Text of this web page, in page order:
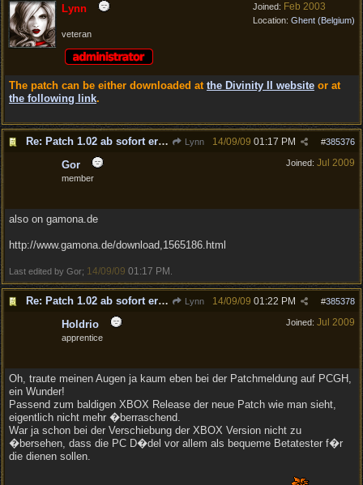
Joined: Feb 2003
Location: Ghent (Belgium)
Lynn
veteran
The patch can be either downloaded at the Divinity II website or at
the following link.
Re: Patch 1.02 ab sofort erh�ltlich! Lynn #385376
14/09/09 01:17 PM
Joined: Jul 2009
Gor
member
also on gamona.de
http://www.gamona.de/download,1565186.html
Last edited by Gor; 14/09/09 01:17 PM
Re: Patch 1.02 ab sofort erh�ltlich! Lynn #385378
14/09/09 01:22 PM
Joined: Jul 2009
Holdrio
apprentice
Oh, traute meinen Augen ja kaum eben bei der Patchmeldung auf PCGH,
ein Wunder!
Passend zum baldigen XBOX Release der neue Patch wie man sieht,
eigentlich nicht mehr �berraschend.
War ja schon bei der Verschiebung der XBOX Version nicht zu
�bersehen, dass die PC D�del vor allem als bequeme Betatester f�r
die dienen sollen.